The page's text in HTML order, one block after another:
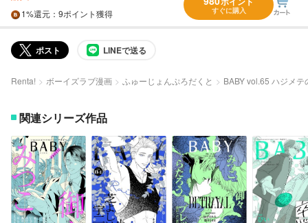
1%還元 ：9ポイント獲得 すぐに購入
ポスト LINEで送る
Renta! ボーイズラブ漫画 ふゅーじょんぷろだくと BABY vol.65 ハジメ
関連シリーズ作品